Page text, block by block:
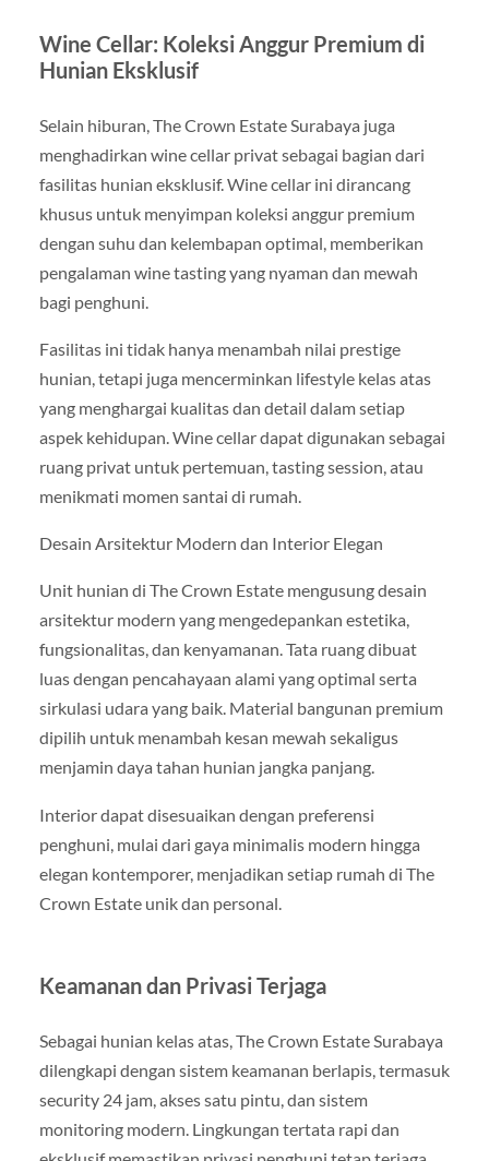
Wine Cellar: Koleksi Anggur Premium di
Hunian Eksklusif
Selain hiburan, The Crown Estate Surabaya juga
menghadirkan wine cellar privat sebagai bagian dari
fasilitas hunian eksklusif. Wine cellar ini dirancang
khusus untuk menyimpan koleksi anggur premium
dengan suhu dan kelembapan optimal, memberikan
pengalaman wine tasting yang nyaman dan mewah
bagi penghuni.
Fasilitas ini tidak hanya menambah nilai prestige
hunian, tetapi juga mencerminkan lifestyle kelas atas
yang menghargai kualitas dan detail dalam setiap
aspek kehidupan. Wine cellar dapat digunakan sebagai
ruang privat untuk pertemuan, tasting session, atau
menikmati momen santai di rumah.
Desain Arsitektur Modern dan Interior Elegan
Unit hunian di The Crown Estate mengusung desain
arsitektur modern yang mengedepankan estetika,
fungsionalitas, dan kenyamanan. Tata ruang dibuat
luas dengan pencahayaan alami yang optimal serta
sirkulasi udara yang baik. Material bangunan premium
dipilih untuk menambah kesan mewah sekaligus
menjamin daya tahan hunian jangka panjang.
Interior dapat disesuaikan dengan preferensi
penghuni, mulai dari gaya minimalis modern hingga
elegan kontemporer, menjadikan setiap rumah di The
Crown Estate unik dan personal.
Keamanan dan Privasi Terjaga
Sebagai hunian kelas atas, The Crown Estate Surabaya
dilengkapi dengan sistem keamanan berlapis, termasuk
security 24 jam, akses satu pintu, dan sistem
monitoring modern. Lingkungan tertata rapi dan